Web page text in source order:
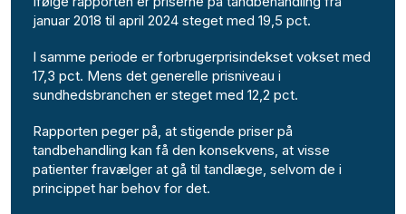
januar 2018 til april 2024 steget med 19,5 pct.
I samme periode er forbrugerprisindekset vokset med
17,3 pct. Mens det generelle prisniveau i
sundhedsbranchen er steget med 12,2 pct.
Rapporten peger på, at stigende priser på
tandbehandling kan få den konsekvens, at visse
patienter fravælger at gå til tandlæge, selvom de i
princippet har behov for det.